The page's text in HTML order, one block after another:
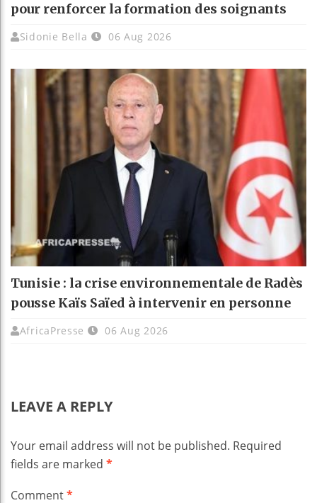
pour renforcer la formation des soignants
Sidonie Bella 06 Aug 2026
Tunisie : la crise environnementale de Radès
pousse Kaïs Saïed à intervenir en personne
AfricaPresse 06 Aug 2026
LEAVE A REPLY
Your email address will not be published. Required
fields are marked *
Comment*